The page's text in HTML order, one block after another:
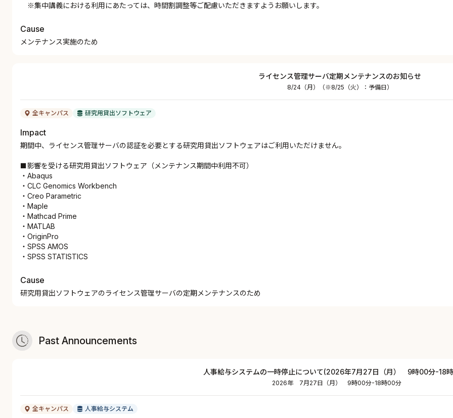
※集中講義における利用にあたっては、時間割調整等ご配慮いただきますようお願いします。
Cause
メンテナンス実施のため
ライセンス管理サーバ定期メンテナンスのお知らせ
8/24（月）（※8/25（火）：予備日）
全キャンパス 研究用貸出ソフトウェア
Impact
期間中、ライセンス管理サーバの認証を必要とする研究用貸出ソフトウェアはご利用いただけません。
■影響を受ける研究用貸出ソフトウェア（メンテナンス期間中利用不可）
・Abaqus
・CLC Genomics Workbench
・Creo Parametric
・Maple
・Mathcad Prime
・MATLAB
・OriginPro
・SPSS AMOS
・SPSS STATISTICS
Cause
研究用貸出ソフトウェアのライセンス管理サーバの定期メンテナンスのため
Past Announcements
人事給与システムの一時停止について(2026年7月27日（月） 9時00分-18
2026年 7月27日（月） 9時00分-18時00分
全キャンパス 人事給与システム